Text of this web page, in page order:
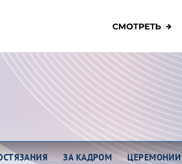
ЗА КАДРОМ
ЦЕРЕМОНИИ